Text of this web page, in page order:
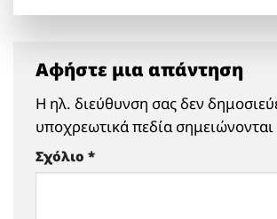
Αφήστε μια απάντηση
Η ηλ. διεύθυνση σας δεν
υποχρεωτικά πεδία
Σχόλιο *